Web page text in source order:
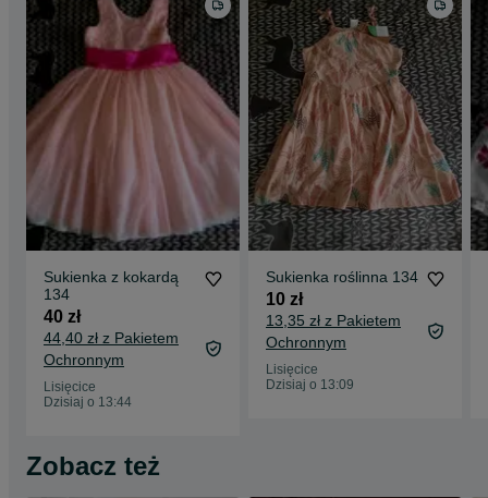
Sukienka z kokardą
134
40 zł
44,40 zł z Pakietem
Ochronnym
Lisięcice
Dzisiaj o 13:44
Sukienka roślinna 134
10 zł
13,35 zł z Pakietem
Ochronnym
Lisięcice
Dzisiaj o 13:09
Zobacz też